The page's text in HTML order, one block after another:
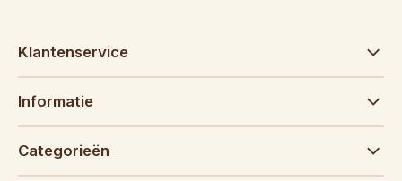
Klantenservice
Informatie
Categorieën